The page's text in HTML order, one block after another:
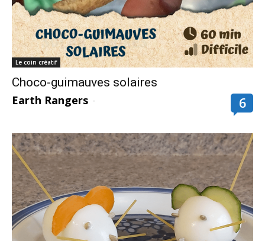
Le coin créatif
Choco-guimauves solaires
Earth Rangers - 6